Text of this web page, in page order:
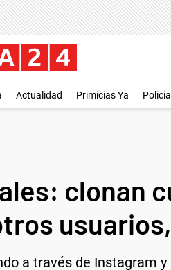
Actualidad Primicias Ya
clonan
a través de Instagram